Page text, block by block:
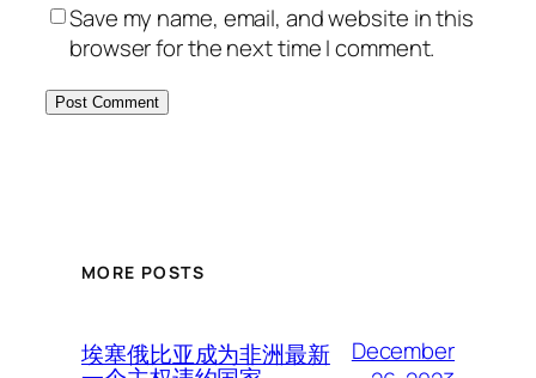
Save my name, email, and website in this
browser for the next time I comment.
MORE POSTS
埃塞俄比亚成为非洲最新
December